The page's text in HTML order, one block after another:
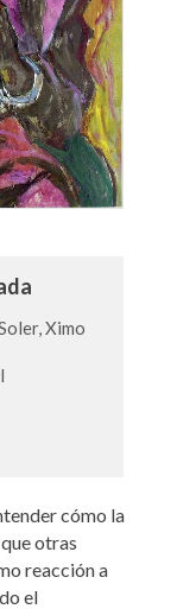
Ximo
cómo la
otras
reacción a
el